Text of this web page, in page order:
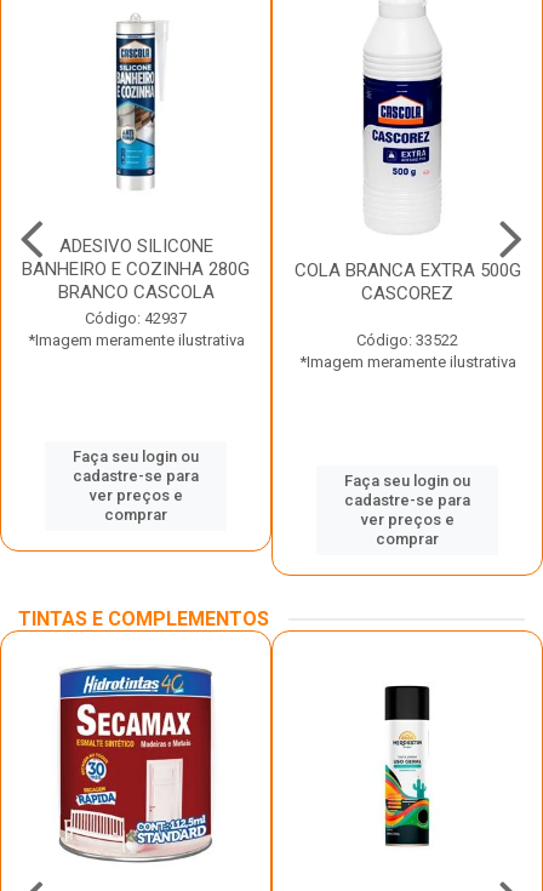
ADESIVO SILICONE
BANHEIRO E COZINHA 280G
BRANCO CASCOLA
Código: 42937
*Imagem meramente ilustrativa
Faça seu login ou
cadastre-se para
ver preços e
comprar
COLA BRANCA EXTRA 500G
CASCOREZ
Código: 33522
*Imagem meramente ilustrativa
Faça seu login ou
cadastre-se para
ver preços e
comprar
TINTAS E COMPLEMENTOS